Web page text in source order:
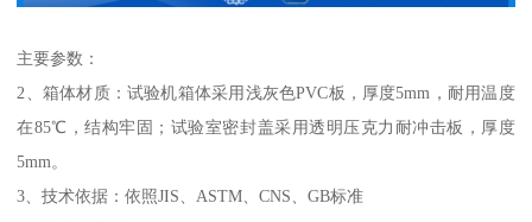
主要参数：
2、箱体材质：试验机箱体采用浅灰色PVC板，厚度5mm，耐用温度
在85℃，结构牢固；试验室密封盖采用透明压克力耐冲击板，厚度
5mm。
3、技术依据：依照JIS、ASTM、CNS、GB标准